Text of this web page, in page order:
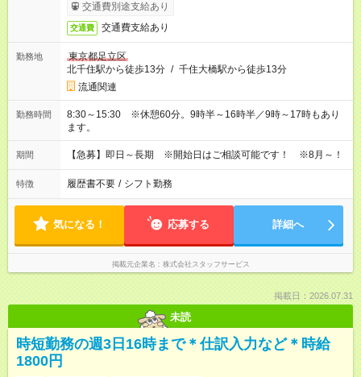
交通費別途支給あり
交通費 交通費支給あり
勤務地
東京都足立区
北千住駅から徒歩13分 / 千住大橋駅から徒歩13分
流通関連
勤務時間
8:30～15:30 ※休憩60分。9時半～16時半／9時～17時もあり
ます。
期間 【急募】即日～長期 ※開始日はご相談可能です！ ※8月～！
特徴 履歴書不要 / シフト勤務
気になる！ 応募する 詳細へ
掲載元企業名 株式会社スタッフサービス
掲載日：2026.07.31
未読
時短勤務の週3日16時まで＊仕訳入力など＊時給
1800円